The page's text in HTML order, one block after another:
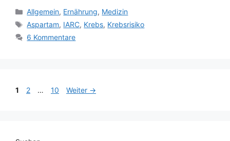
Kategorien
Allgemein, Ernährung, Medizin
Schlagwörter
Aspartam, IARC, Krebs, Krebsrisiko
6 Kommentare
Seite
1 Seite
2 … Seite
10 Weiter →